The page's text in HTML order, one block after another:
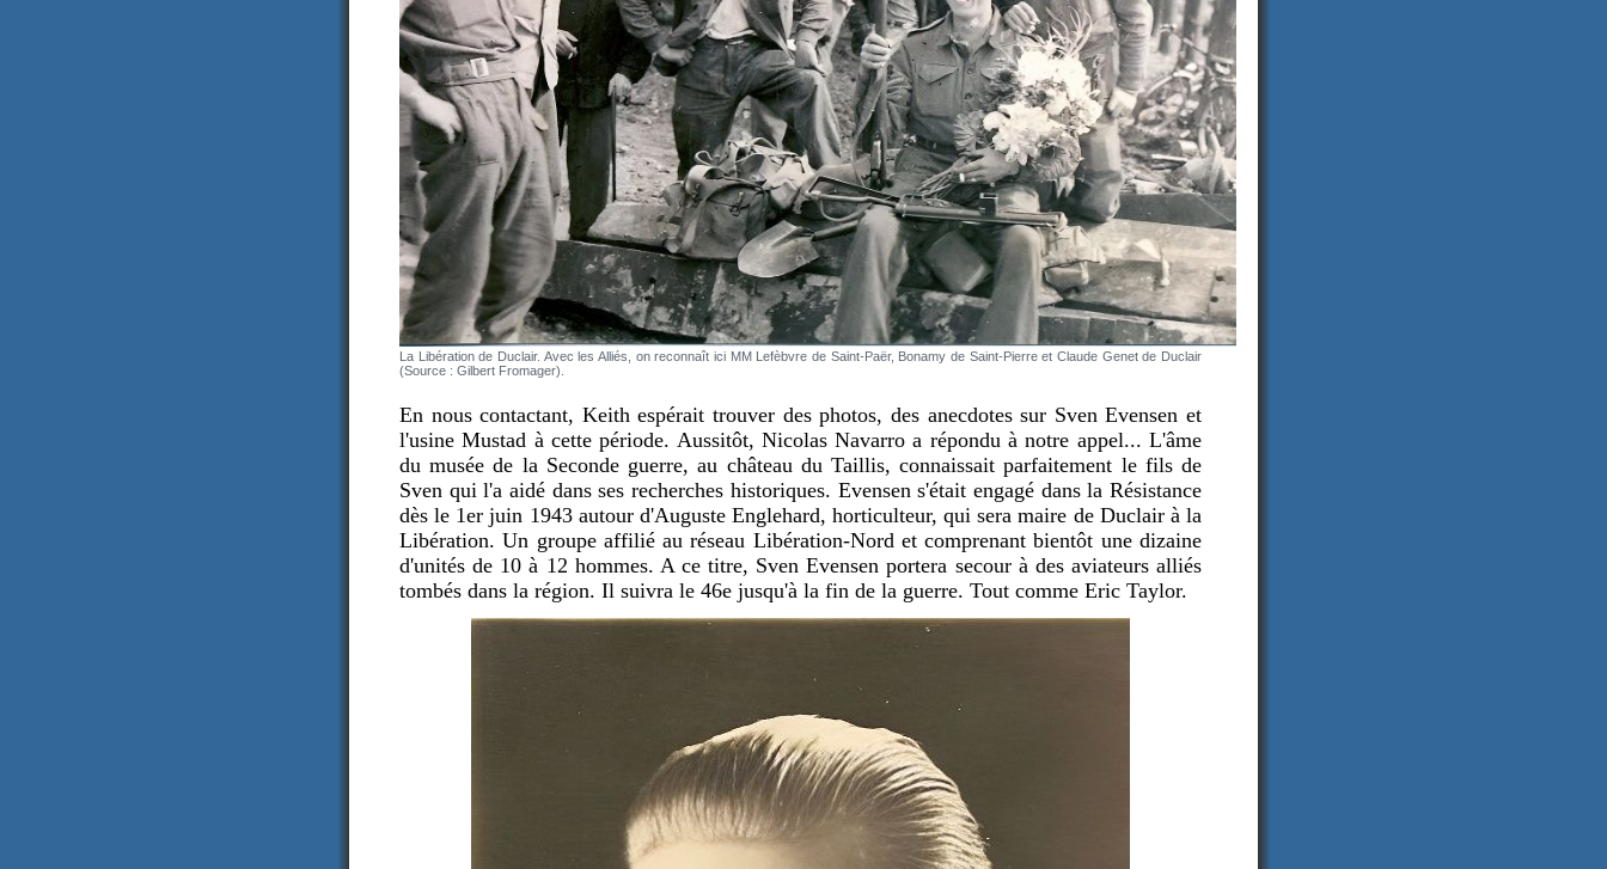
La Libération de Duclair. Avec les Alliés, on reconnaît ici MM Lefèbvre de Saint-Paër, Bonamy de Saint-Pierre et Claude Genet de Duclair
(Source : Gilbert Fromager).
En nous contactant, Keith espérait trouver des photos, des anecdotes sur Sven Evensen et
l'usine Mustad à cette période. Aussitôt, Nicolas Navarro a répondu à notre appel... L'âme
du musée de la Seconde guerre, au château du Taillis, connaissait parfaitement le fils de
Sven qui l'a aidé dans ses recherches historiques. Evensen s'était engagé dans la Résistance
dès le 1er juin 1943 autour d'Auguste Englehard, horticulteur, qui sera maire de Duclair à la
Libération. Un groupe affilié au réseau Libération-Nord et comprenant bientôt une dizaine
d'unités de 10 à 12 hommes. A ce titre, Sven Evensen portera secour à des aviateurs alliés
tombés dans la région. Il suivra le 46e jusqu'à la fin de la guerre. Tout comme Eric Taylor.